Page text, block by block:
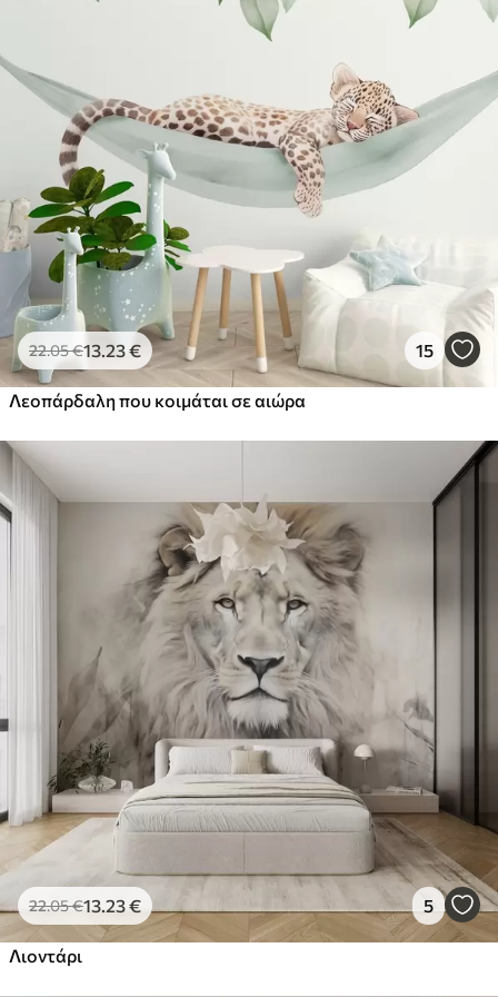
22.05€13 .23€ 15
Λεοπάρδαλη που κοιμάται σε αιώρα
22.05€13 .23€ 5
Λιοντάρι